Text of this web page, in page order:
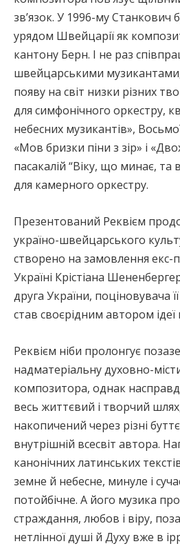
зв’язок. У 1996-му Станкович
урядом Швейцарії як
кантону Берн. І не раз
швейцарськими
появу на світ низки різних
для симфонічного оркестру,
небесних музикантів»,
«Мов бризки піни з зір» і
пасакалій “Віку, що минає, та
для камерного оркестру.
Презентований Реквієм
україно-швейцарського
створено на замовлення екс-
Україні Крістіана
друга України, поціновувача
став своєрідним автором
Реквієм ніби пролонгує
надматеріальну духовно-
композитора, однак
весь життєвий і творчий
накопичений через різні
внутрішній всесвіт автора.
канонічних латинських
земне й небесне, минуле і
потойбічне. А його музика
страждання, любов і віру,
нетлінної душі й Духу вже в